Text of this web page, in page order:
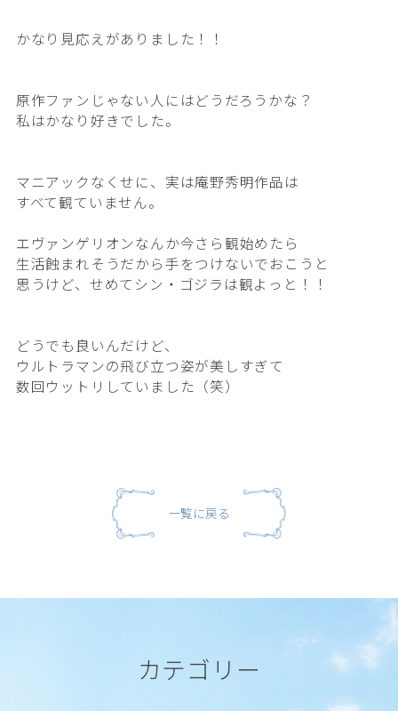
かなり見応えがありました！！
原作ファンじゃない人にはどうだろうかな？
私はかなり好きでした。
マニアックなくせに、実は庵野秀明作品は
すべて観ていません。
エヴァンゲリオンなんか今さら観始めたら
生活蝕まれそうだから手をつけないでおこうと
思うけど、せめてシン・ゴジラは観よっと！！
どうでも良いんだけど、
ウルトラマンの飛び立つ姿が美しすぎて
数回ウットリしていました（笑）
一覧に戻る
カテゴリー